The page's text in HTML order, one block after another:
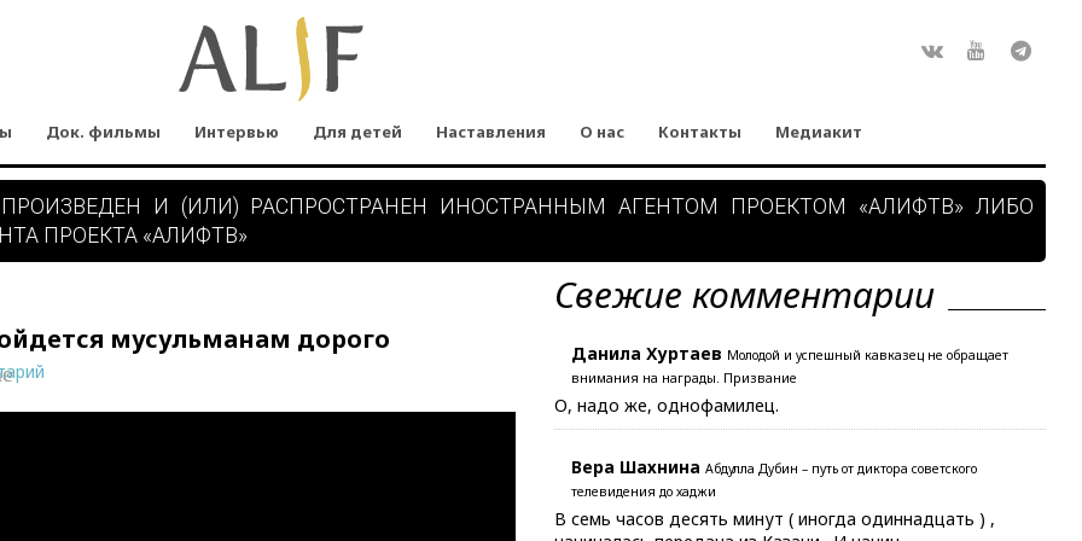
Док. фильмы Интервью Для детей Наставления О нас Контакты Медиакит
И (ИЛИ) РАСПРОСТРАНЕН ИНОСТРАННЫМ АГЕНТОМ ПРОЕКТОМ «АЛИФТВ» ЛИБО
ПРОЕКТА «АЛИФТВ»
мусульманам дорого
Свежие комментарии
Данила Хуртаев Молодой и успешный кавказец не обращает
внимания на награды. Призвание
О, надо же, однофамилец.
Вера Шахнина Абдулла Дубин – путь от диктора советского
телевидения до хаджи
В семь часов десять минут ( иногда одиннадцать ) ,